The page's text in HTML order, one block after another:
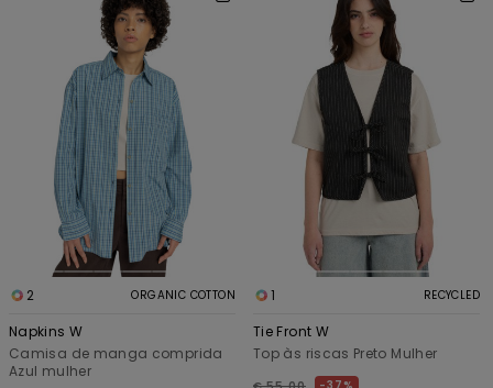
2 ORGANIC COTTON
Napkins W
Camisa de manga comprida
Azul mulher
1 RECYCLED
Tie Front W
Top às riscas Preto Mulher